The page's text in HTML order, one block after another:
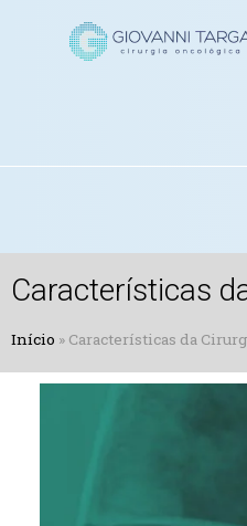
Características
Início » Características da